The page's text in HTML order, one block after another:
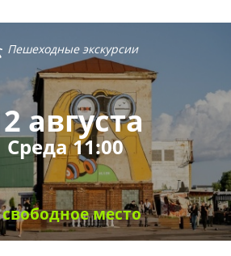
Пешеходные экскурсии
августа
Среда 11:00
место